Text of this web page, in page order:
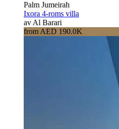
Palm Jumeirah
Ixora 4-roms villa
av Al Barari
from AED 190.0K